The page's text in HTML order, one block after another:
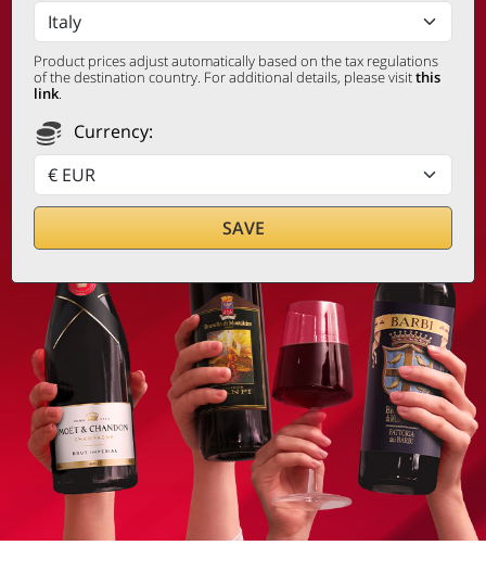
Product prices adjust automatically based on the tax regulations
of the destination country. For additional details, please visitthis
link.
Currency:
SAVE